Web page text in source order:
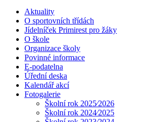
Aktuality
O sportovních třídách
Jídelníček Primirest pro žáky
O škole
Organizace školy
Povinné informace
E-podatelna
Úřední deska
Kalendář akcí
Fotogalerie
Školní rok 2025⁄2026
Školní rok 2024⁄2025